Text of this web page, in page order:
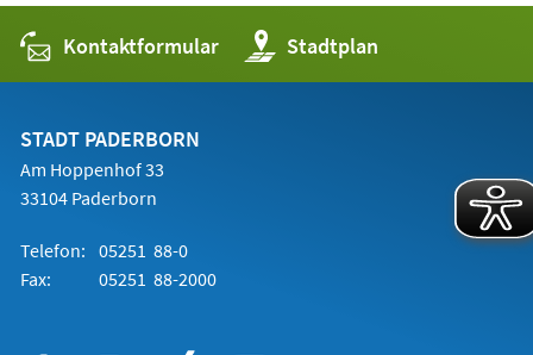
Kontaktformular Stadtplan
(Öffnet
in
einem
STADT PADERBORN
Am Hoppenhof 33
33104 Paderborn
Telefon: 05251 88-0
Fax:
05251 88-2000